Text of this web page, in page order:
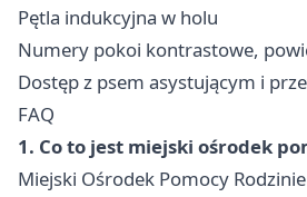
Pętla indukcyjna w holu
Numery pokoi kontrastowe,
Dostęp z psem asystującym i
FAQ
1. Co to jest miejski ośrodek
Miejski Ośrodek Pomocy